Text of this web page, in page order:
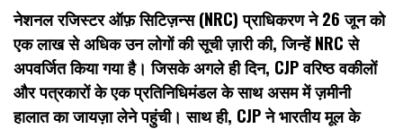
Twitter
(Opens
new
window)
Facebook
(Opens
in
new
WhatsApp
(Opens
new
window)
Telegram
(Opens
in
new
window)
Reddit
(Opens
new
window)
LinkedIn
(Opens
in
new
window)
in
new
window)
नेशनल रजिस्टर ऑफ़ सिटिज़न्स (NRC) प्राधिकरण ने 26 जून को
एक लाख से अधिक उन लोगों की सूची ज़ारी की, जिन्हें NRC से
अपवर्जित किया गया है। जिसके अगले ही दिन, CJP वरिष्ठ वकीलों
और पत्रकारों के एक प्रतिनिधिमंडल के साथ असम में ज़मीनी
हालात का जायज़ा लेने पहुंची। साथ ही, CJP ने भारतीय मूल के